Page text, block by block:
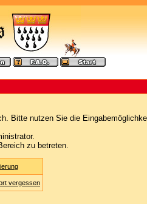
Bitte nutzen Sie die
zu betreten.
vergessen